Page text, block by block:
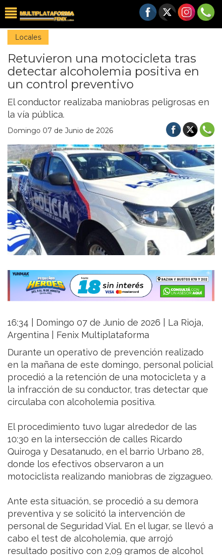
Locales
Retuvieron una motocicleta tras
detectar alcoholemia positiva en
un control preventivo
El conductor realizaba maniobras peligrosas en
la vía pública.
Domingo 07 de Junio de 2026
16:34 | Domingo 07 de Junio de 2026 | La Rioja,
Argentina | Fenix Multiplataforma
Durante un operativo de prevención realizado
en la mañana de este domingo, personal policial
procedió a la retención de una motocicleta y a
la infracción de su conductor, tras detectar que
circulaba con alcoholemia positiva.
El procedimiento tuvo lugar alrededor de las
10:30 en la intersección de calles Ricardo
Quiroga y Desatanudo, en el barrio Urbano 28,
donde los efectivos observaron a un
motociclista realizando maniobras de zigzagueo.
Ante esta situación, se procedió a su demora
preventiva y se solicitó la intervención de
personal de Seguridad Vial. En el lugar, se llevó a
cabo el test de alcoholemia, que arrojó
resultado positivo con 2,09 gramos de alcohol